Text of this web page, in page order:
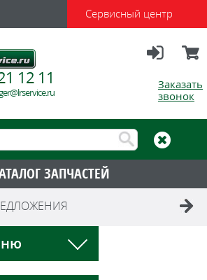
Сервисный центр
Заказать
звонок
12 11
ЗАПЧАСТЕЙ